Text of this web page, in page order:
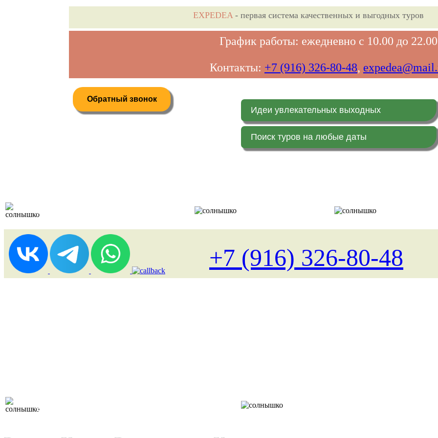
EXPEDEA- первая система качественных и выгодных туров
График работы: ежедневно с 10.00 до 22.00
Контакты: +7 (916) 326-80-48,
Обратный звонок
Идеи увлекательных выходных
Поиск туров на любые даты
+7 (916) 326-80-48
Лоукост (выгодные) туры